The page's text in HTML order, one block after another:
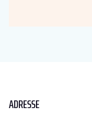
ADRESSE